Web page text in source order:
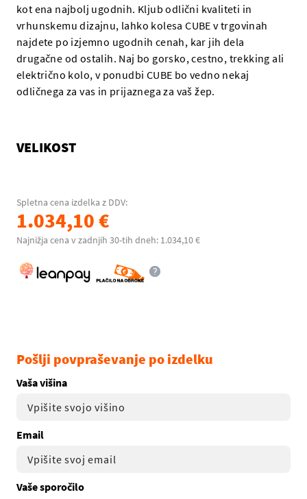
kot ena najbolj ugodnih. Kljub odlični kvaliteti in
vrhunskemu dizajnu, lahko kolesa CUBE v trgovinah
najdete po izjemno ugodnih cenah, kar jih dela
drugačne od ostalih. Naj bo gorsko, cestno, trekking ali
električno kolo, v ponudbi CUBE bo vedno nekaj
odličnega za vas in prijaznega za vaš žep.
VELIKOST
Spletna cena izdelka z DDV:
1.034,10 €
Najnižja cena v zadnjih 30-tih dneh: 1.034,10 €
Pošlji povpraševanje po izdelku
Vaša višina
Email
Vaše sporočilo